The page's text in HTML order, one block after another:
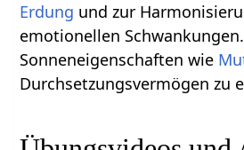
Erdung und zur
emotionellen
Sonneneigenschaften wie
Durchsetzungsvermögen zu